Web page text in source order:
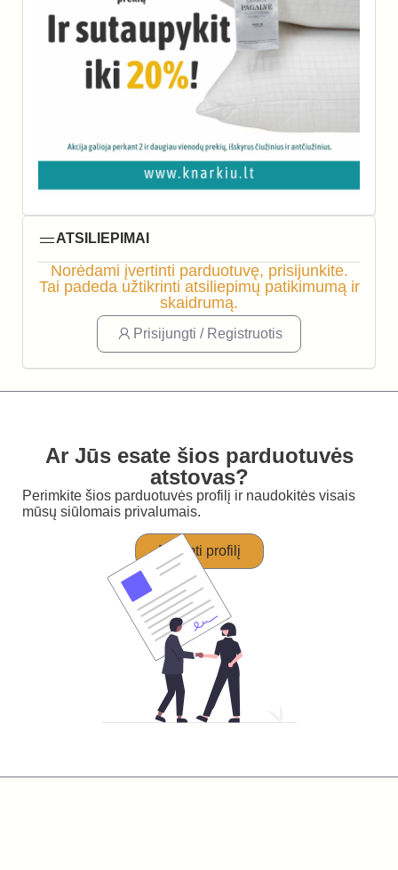
ATSILIEPIMAI
Norėdami įvertinti parduotuvę, prisijunkite.
Tai padeda užtikrinti atsiliepimų patikimumą ir
skaidrumą.
Prisijungti / Registruotis
Ar Jūs esate šios parduotuvės
atstovas?
Perimkite šios parduotuvės profilį ir naudokitės visais
mūsų siūlomais privalumais.
Perimti profilį